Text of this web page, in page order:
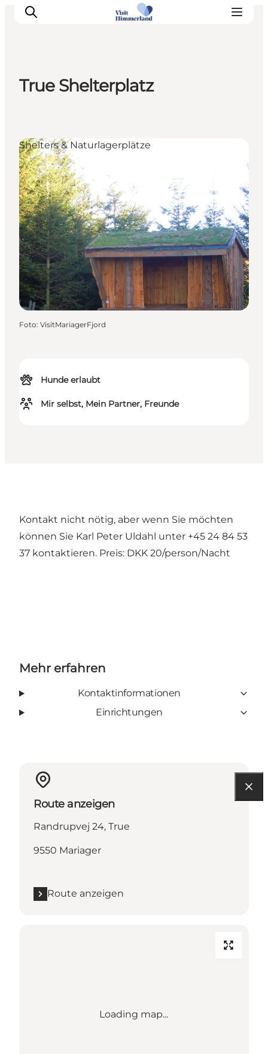
Städte und Orte
Das passiert
Reiseplanung
Praktische Informationen
True Shelterplatz
Hunde erlaubt
Mir selbst, Mein Partner, Freunde
Shelters & Naturlagerplätze
Foto: VisitMariagerFjord
Kontakt nicht nötig, aber wenn Sie möchten
können Sie Karl Peter Uldahl unter +45 24 84 53
37 kontaktieren. Preis: DKK 20/person/Nacht
Mehr erfahren
Kontaktinformationen
Einrichtungen
Route anzeigen
Randrupvej 24, True
9550 Mariager
Route anzeigen
Loading map...